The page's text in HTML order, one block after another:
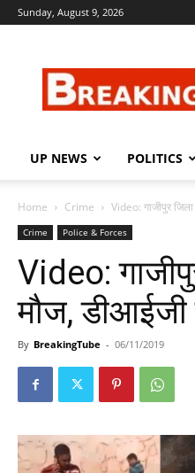
Sunday, August 9, 2026
UP NEWS POLITICS
Home Crime Video: गाजीपुर
Crime Police & Forces
Video:
मौज, डीआईजी
By BreakingTube - 06/11/2019